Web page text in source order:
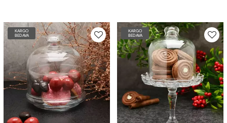
KARGO
BEDAVA
KARGO
BEDAVA